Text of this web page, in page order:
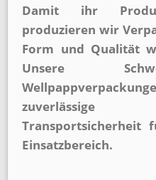
Damit ihr
produzieren wir
Form und Qualität
Unsere
Transportsicherheit
Einsatzbereich.